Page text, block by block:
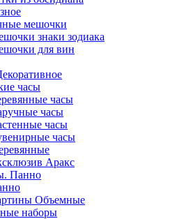
мешочки
знаки зодиака
для вин
часы
часы
часы
часы
часы
Аракс
Панно
Объемные
наборы